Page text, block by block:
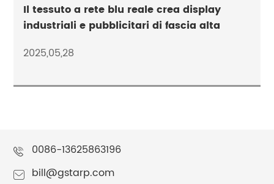
Il tessuto a rete blu reale crea display
industriali e pubblicitari di fascia alta
2025,05,28
0086-13625863196
bill@gstarp.com